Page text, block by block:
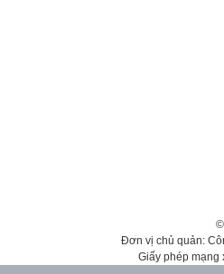
Đơn vị chủ quản:
Giấy phép mạng